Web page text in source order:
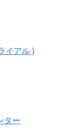
イアル )
ター